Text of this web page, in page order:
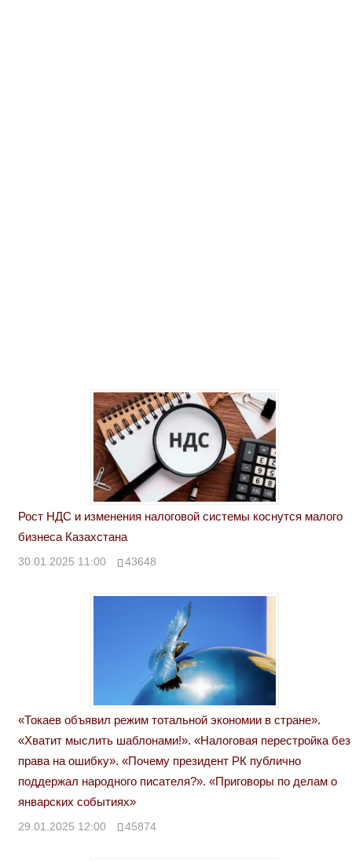
Рост НДС и изменения налоговой системы коснутся малого
бизнеса Казахстана
30.01.2025 11:00 43648
«Токаев объявил режим тотальной экономии в стране».
«Хватит мыслить шаблонами!». «Налоговая перестройка без
права на ошибку». «Почему президент РК публично
поддержал народного писателя?». «Приговоры по делам о
январских событиях»
29.01.2025 12:00 45874